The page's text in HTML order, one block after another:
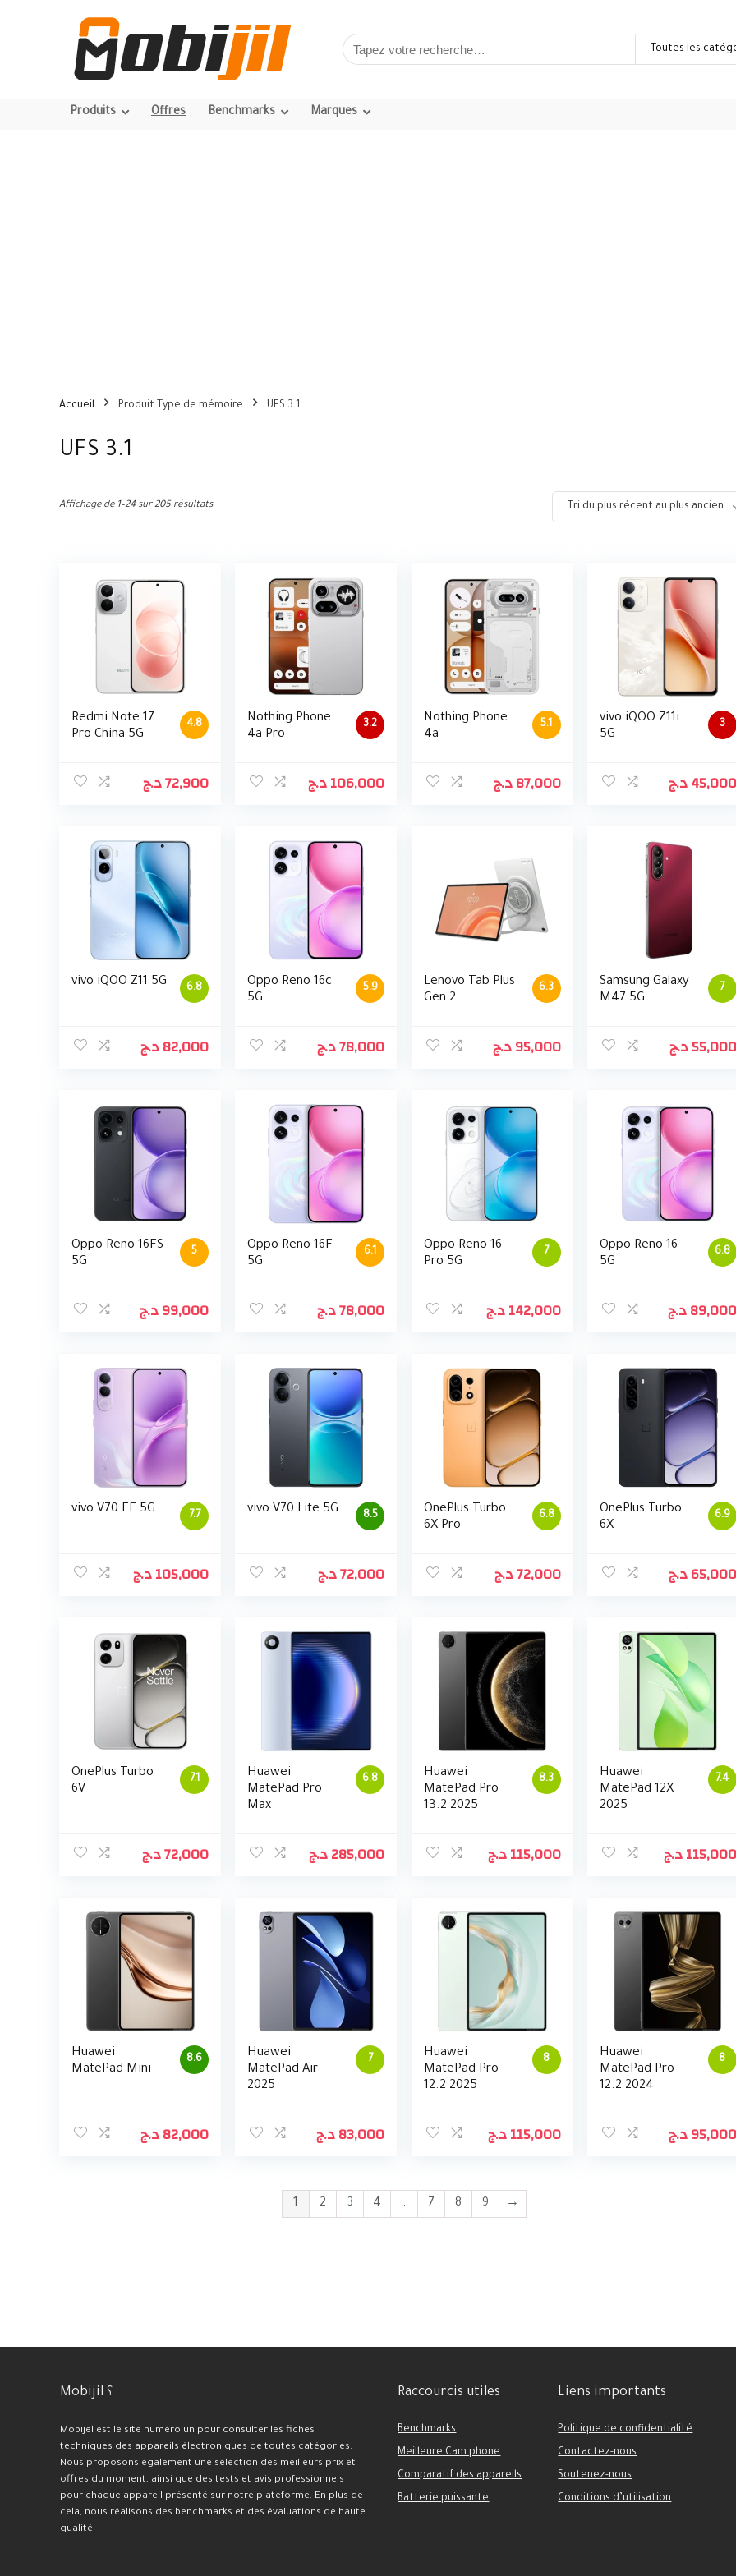
Toutes les
Produits Offres Benchmarks Marques
Accueil Produit Type de mémoire UFS 3.1
UFS 3.1
Affichage de 1–24 sur 205 résultats Tri du plus récent au plus ancien
4.8
Redmi Note 17
Pro China 5G
72,900د.ج
3.2
Nothing Phone
4a Pro
106,000د.ج
5.1
Nothing Phone
4a
87,000د.ج
3
vivo iQOO Z11i
5G
45,000د.ج
6.8
vivo iQOO Z11 5G
82,000د.ج
5.9
Oppo Reno 16c
5G
78,000د.ج
6.3
Lenovo Tab Plus
Gen 2
95,000د.ج
7
Samsung Galaxy
M47 5G
55,000د.ج
5
Oppo Reno 16FS
5G
99,000د.ج
6.1
Oppo Reno 16F
5G
78,000د.ج
7
Oppo Reno 16
Pro 5G
142,000د.ج
6.8
Oppo Reno 16
5G
89,000د.ج
7.7
vivo V70 FE 5G
105,000د.ج
8.5
vivo V70 Lite 5G
72,000د.ج
6.8
OnePlus Turbo
6X Pro
72,000د.ج
6.9
OnePlus Turbo
6X
65,000د.ج
7.1
OnePlus Turbo
6V
72,000د.ج
6.8
Huawei
MatePad Pro
Max
285,000د.ج
8.3
Huawei
MatePad Pro
13.2 2025
115,000د.ج
7.4
Huawei
MatePad 12X
2025
115,000د.ج
8.6
Huawei
MatePad Mini
82,000د.ج
7
Huawei
MatePad Air
2025
83,000د.ج
8
Huawei
MatePad Pro
12.2 2025
115,000د.ج
8
Huawei
MatePad Pro
12.2 2024
95,000د.ج
1 2 3 4 … 7 8 9 →
Mobijil ؟
Mobijel est le site numéro un pour consulter les fiches
techniques des appareils électroniques de toutes catégories.
Nous proposons également une sélection des meilleurs prix et
offres du moment, ainsi que des tests et avis professionnels
pour chaque appareil présenté sur notre plateforme. En plus de
cela, nous réalisons des benchmarks et des évaluations de haute
qualité.
Raccourcis utiles
Benchmarks
Meilleure Cam phone
Comparatif des appareils
Batterie puissante
Liens importants
Politique de confidentialité
Contactez-nous
Soutenez-nous
Conditions d’utilisation